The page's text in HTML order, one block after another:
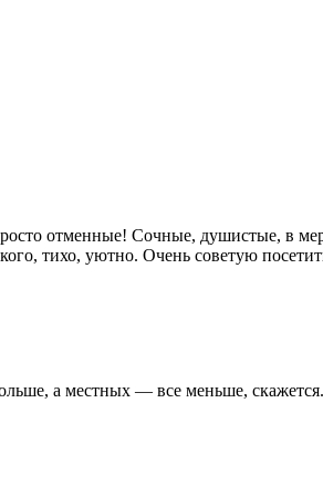
отменные! Сочные, душистые, в
тихо, уютно. Очень советую
а местных — все меньше,